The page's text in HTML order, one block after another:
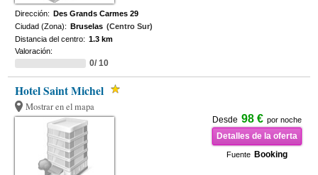
Dirección: Des Grands Carmes 29
Ciudad (Zona): Bruselas (Centro Sur)
Distancia del centro: 1.3 km
Valoración:
0/ 10
Hotel Saint Michel
Mostrar en el mapa
Desde 98 € por noche
Detalles de la oferta
Fuente Booking